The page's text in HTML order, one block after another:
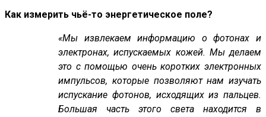
Как измерить чьё-то энергетическое поле?
«Мы извлекаем информацию о фотонах и
электронах, испускаемых кожей. Мы делаем
это с помощью очень коротких электронных
импульсов, которые позволяют нам изучать
испускание фотонов, исходящих из пальцев.
Большая часть этого света находится в